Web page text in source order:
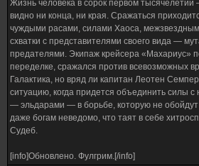
Жизнь человека в сорок первом тысячелетии
видно ни конца, ни края. Сражаться
чуждыми расами, силами Хаоса,
схватки с представителями своего вида —
предателями. Экипаж крейсера «Махариус»
переделке, сражался против всевозможных
Галактика, но вряд ли капитан Леотен
ситуацию, когда придется объединить силы
— эльдарами — в борьбе, которую не
даже богам неведомо, что таят в себе
Судеб.
[info]Обновлено. Фулгрим.[/info]